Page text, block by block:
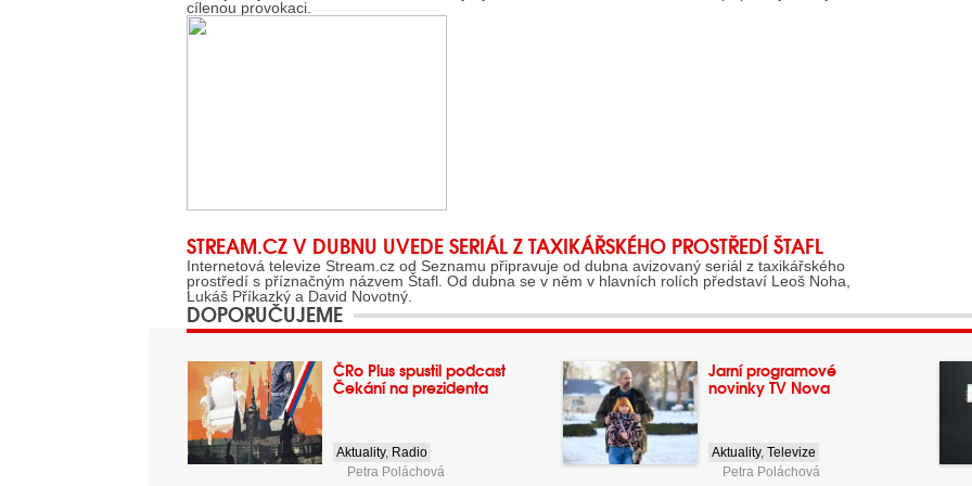
cílenou provokaci.
STREAM.CZ V DUBNU UVEDE SERIÁL Z TAXIKÁŘSKÉHO PROSTŘEDÍ ŠTAFL
Internetová televize Stream.cz od Seznamu připravuje od dubna avizovaný seriál z taxikářského
prostředí s příznačným názvem Štafl. Od dubna se v něm v hlavních rolích představí Leoš Noha,
Lukáš Příkazký a David Novotný.
DOPORUČUJEME
ČRo Plus spustil podcast
Čekání na prezidenta
Aktuality, Radio
Petra Poláchová
Jarní programové
novinky TV Nova
Aktuality,Televize
Petra Poláchová